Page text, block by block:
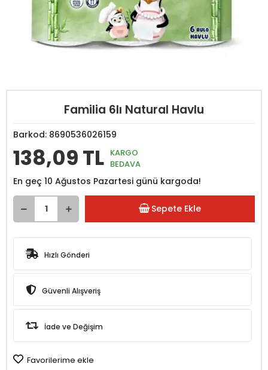
Familia 6lı Natural Havlu
Barkod: 8690536026159
138,09 TL KARGO
BEDAVA
En geç 10 Ağustos Pazartesi günü kargoda!
Sepete Ekle
Hızlı Gönderi
Güvenli Alışveriş
İade ve Değişim
Favorilerime ekle